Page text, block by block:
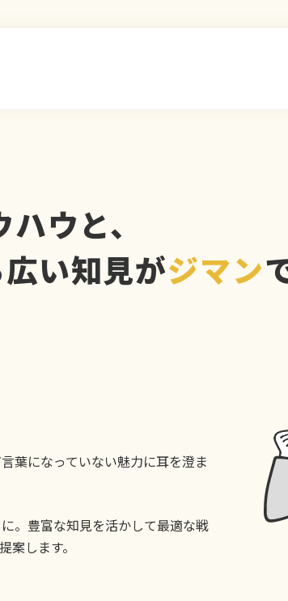
ウと、
い知見がジマン
葉になっていない魅力に耳を澄ま
。豊富な知見を活かして最適な戦
します。